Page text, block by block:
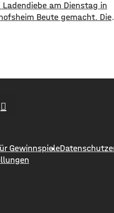
Ladendiebe am Dienstag in
Beute gemacht. Die
geladen. Ihre
den Laden ohne die
Gewinnspiele